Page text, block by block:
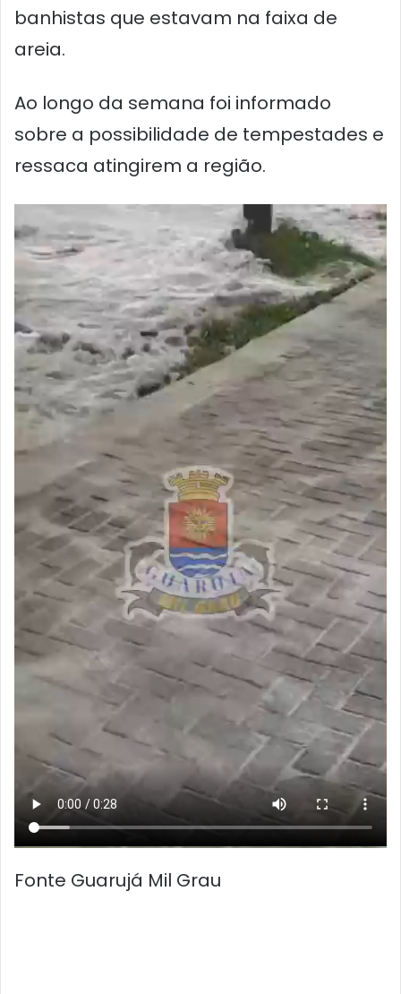
banhistas que estavam na faixa de
areia.
Ao longo da semana foi informado
sobre a possibilidade de tempestades e
ressaca atingirem a região.
Fonte Guarujá Mil Grau